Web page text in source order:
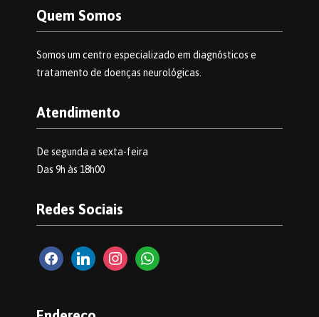
Quem Somos
Somos um centro especializado em diagnósticos e
tratamento de doenças neurológicas.
Atendimento
De segunda a sexta-feira
Das 9h às 18h00
Redes Sociais
facebook2linkedininstagramwhatsapp